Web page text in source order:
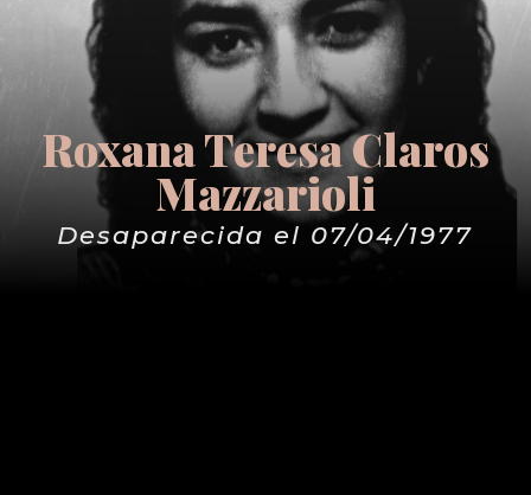
Roxana Teresa Claros
Mazzarioli
Desaparecida el 07/04/1977